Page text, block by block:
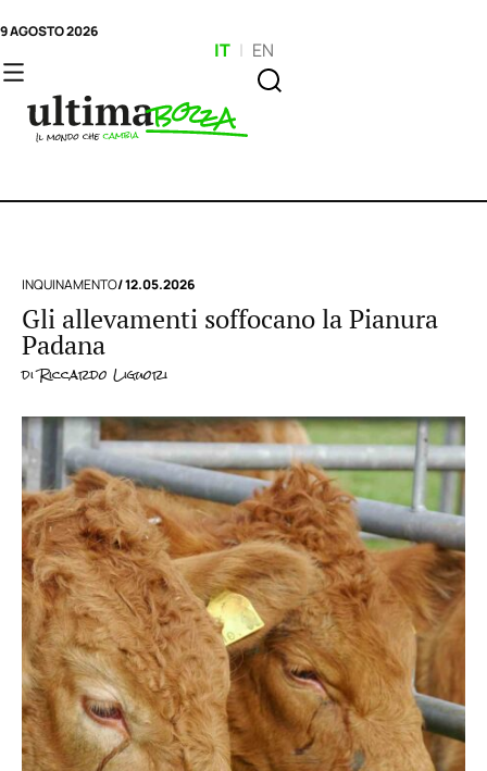
9 AGOSTO 2026
IT | EN
INQUINAMENTO/ 12.05.2026
Gli allevamenti soffocano la Pianura
Padana
diRiccardo Liguori